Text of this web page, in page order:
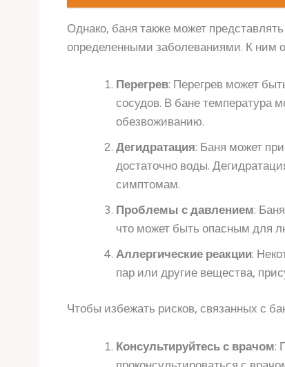
Однако, баня также может
определенными заболеваниями. К ним
Перегрев: Перегрев может
сосудов. В бане температура
обезвоживанию.
Дегидратация: Баня может
достаточно воды.
симптомам.
Проблемы с давлением:
что может быть опасным для
Аллергические реакции:
пар или другие вещества,
Чтобы избежать рисков, связанных с
Консультируйтесь с врачом: